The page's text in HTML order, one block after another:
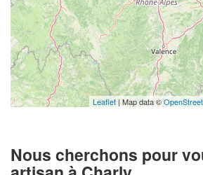
Leaflet | Map data ©
Nous cherchons pour